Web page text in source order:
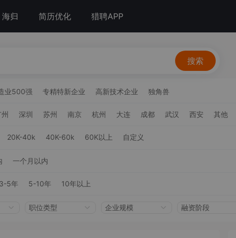
海归 简历优化 猎聘APP
搜索
业500强 专精特新企业 高新技术企业 独角兽
州 深圳 苏州 南京 杭州 大连 成都 武汉 西安 其他
20K-40k 40K-60k 60K以上 自定义
一个月以内
3-5年 5-10年 10年以上
职位类型 企业规模 融资阶段